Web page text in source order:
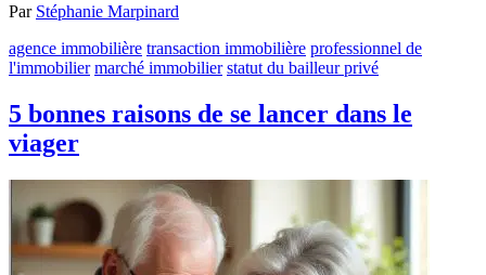
Par Stéphanie Marpinard
agence immobilière transaction immobilière professionnel de
l'immobilier marché immobilier statut du bailleur privé
5 bonnes raisons de se lancer dans le
viager